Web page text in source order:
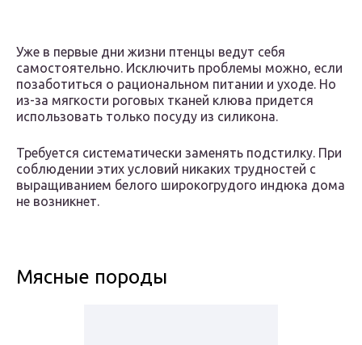
Уже в первые дни жизни птенцы ведут себя
самостоятельно. Исключить проблемы можно, если
позаботиться о рациональном питании и уходе. Но
из-за мягкости роговых тканей клюва придется
использовать только посуду из силикона.
Требуется систематически заменять подстилку. При
соблюдении этих условий никаких трудностей с
выращиванием белого широкогрудого индюка дома
не возникнет.
Мясные породы